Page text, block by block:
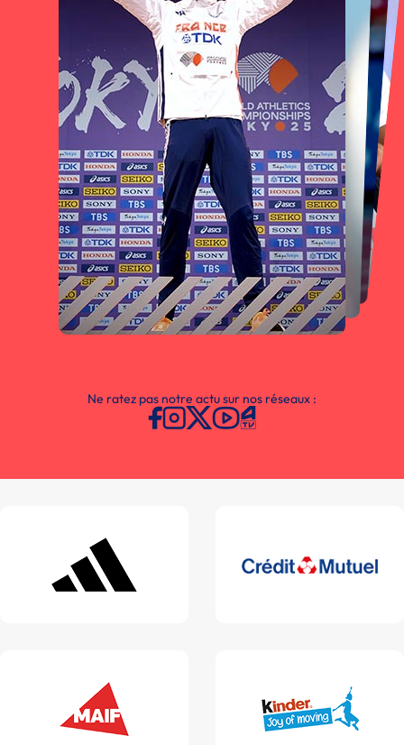
Ne ratez pas notre actu sur nos réseaux :